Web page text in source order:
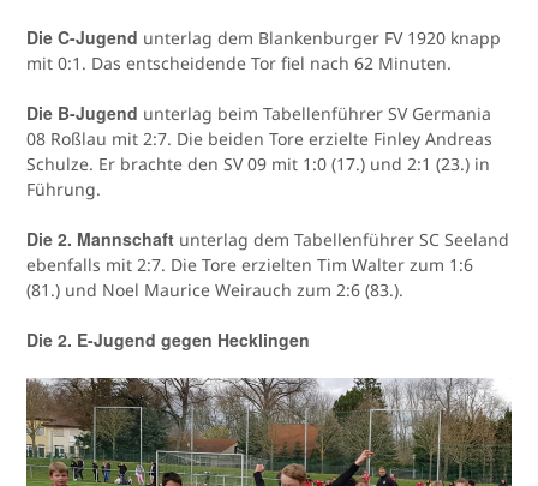
Die C-Jugend unterlag dem Blankenburger FV 1920 knapp
mit 0:1. Das entscheidende Tor fiel nach 62 Minuten.
Die B-Jugend unterlag beim Tabellenführer SV Germania
08 Roßlau mit 2:7. Die beiden Tore erzielte Finley Andreas
Schulze. Er brachte den SV 09 mit 1:0 (17.) und 2:1 (23.) in
Führung.
Die 2. Mannschaft unterlag dem Tabellenführer SC Seeland
ebenfalls mit 2:7. Die Tore erzielten Tim Walter zum 1:6
(81.) und Noel Maurice Weirauch zum 2:6 (83.).
Die 2. E-Jugend gegen Hecklingen